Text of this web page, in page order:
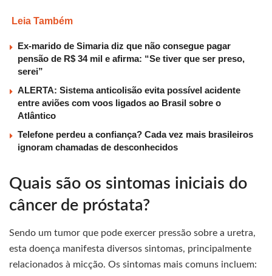
Leia Também
Ex-marido de Simaria diz que não consegue pagar
pensão de R$ 34 mil e afirma: “Se tiver que ser preso,
serei”
ALERTA: Sistema anticolisão evita possível acidente
entre aviões com voos ligados ao Brasil sobre o
Atlântico
Telefone perdeu a confiança? Cada vez mais brasileiros
ignoram chamadas de desconhecidos
Quais são os sintomas iniciais do
câncer de próstata?
Sendo um tumor que pode exercer pressão sobre a uretra,
esta doença manifesta diversos sintomas, principalmente
relacionados à micção. Os sintomas mais comuns incluem: